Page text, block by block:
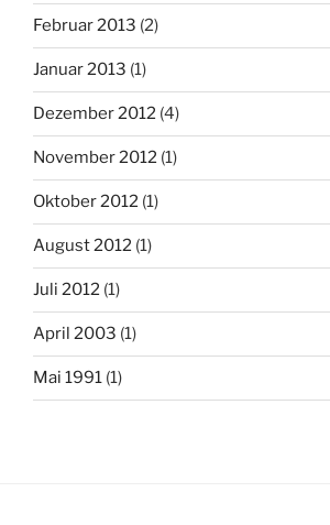
Februar 2013 (2)
Januar 2013 (1)
Dezember 2012 (4)
November 2012 (1)
Oktober 2012 (1)
August 2012 (1)
Juli 2012 (1)
April 2003 (1)
Mai 1991 (1)